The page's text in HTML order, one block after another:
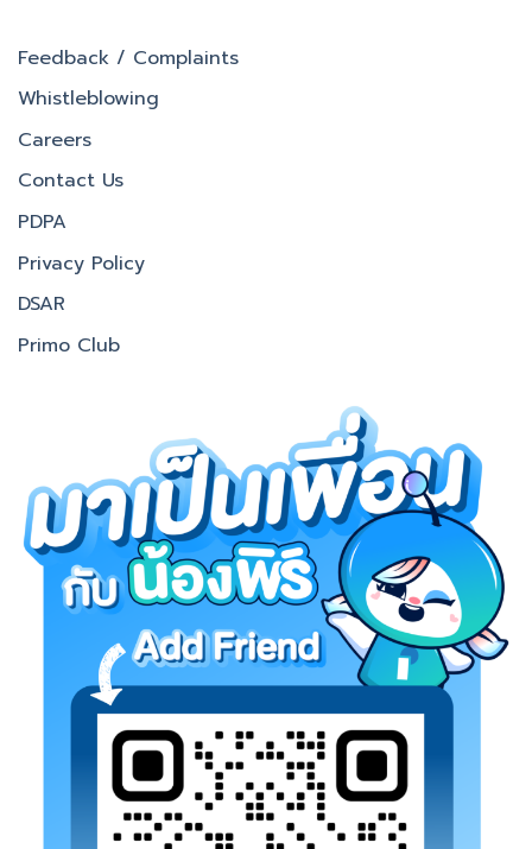
Feedback / Complaints
Whistleblowing
Careers
Contact Us
PDPA
Privacy Policy
DSAR
Primo Club